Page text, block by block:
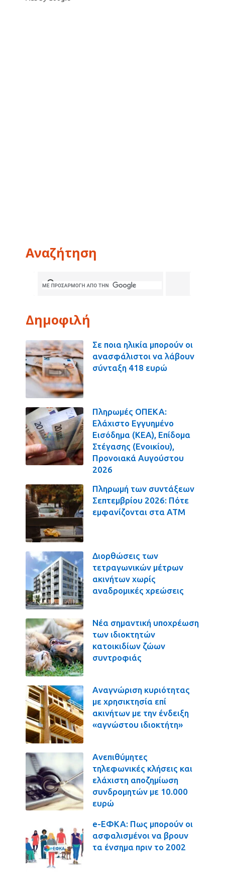
Αναζήτηση
Δημοφιλή
Σε ποια ηλικία μπορούν οι
ανασφάλιστοι να λάβουν
σύνταξη 418 ευρώ
Πληρωμές ΟΠΕΚΑ:
Ελάχιστο Εγγυημένο
Εισόδημα (ΚΕΑ), Επίδομα
Στέγασης (Ενοικίου),
Προνοιακά Αυγούστου
2026
Πληρωμή των συντάξεων
Σεπτεμβρίου 2026: Πότε
εμφανίζονται στα ΑΤΜ
Διορθώσεις των
τετραγωνικών μέτρων
ακινήτων χωρίς
αναδρομικές χρεώσεις
Νέα σημαντική υποχρέωση
των ιδιοκτητών
κατοικιδίων ζώων
συντροφιάς
Αναγνώριση κυριότητας
με χρησικτησία επί
ακινήτων με την ένδειξη
«αγνώστου ιδιοκτήτη»
Ανεπιθύμητες
τηλεφωνικές κλήσεις και
ελάχιστη αποζημίωση
συνδρομητών με 10.000
ευρώ
e-ΕΦΚΑ: Πως μπορούν οι
ασφαλισμένοι να βρουν
τα ένσημα πριν το 2002